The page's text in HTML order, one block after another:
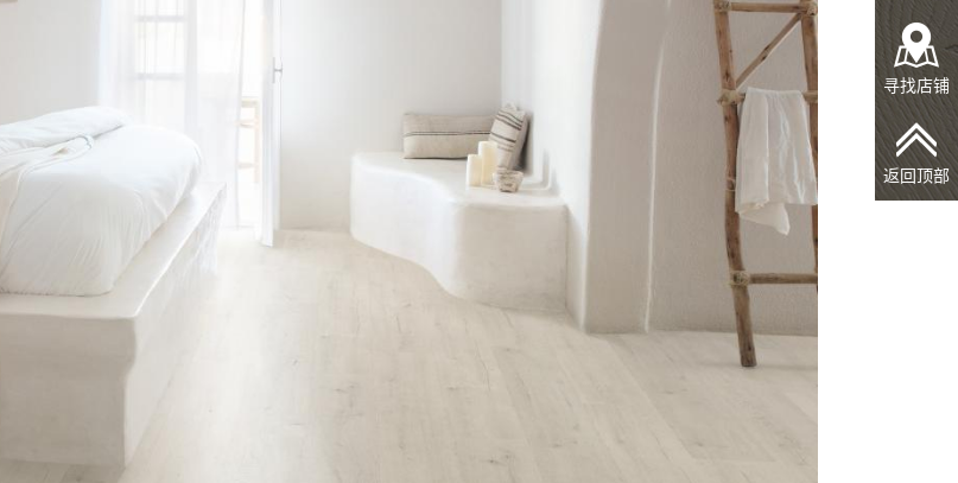
寻找店铺
返回顶部